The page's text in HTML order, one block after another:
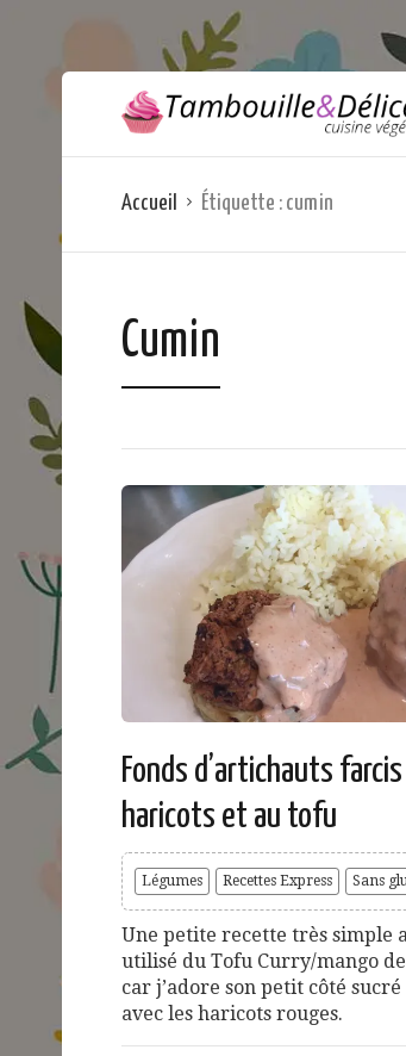
Accueil Étiquette : cumin
Cumin
Fonds d’artichauts
haricots et au tofu
Légumes Recettes Express Sans
Une petite recette très simple
utilisé du Tofu Curry/mango
car j’adore son petit côté
avec les haricots rouges.